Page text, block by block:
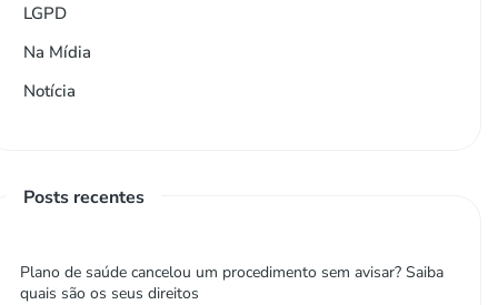
LGPD
Na Mídia
Notícia
Posts recentes
Plano de saúde cancelou um procedimento sem avisar? Saiba
quais são os seus direitos